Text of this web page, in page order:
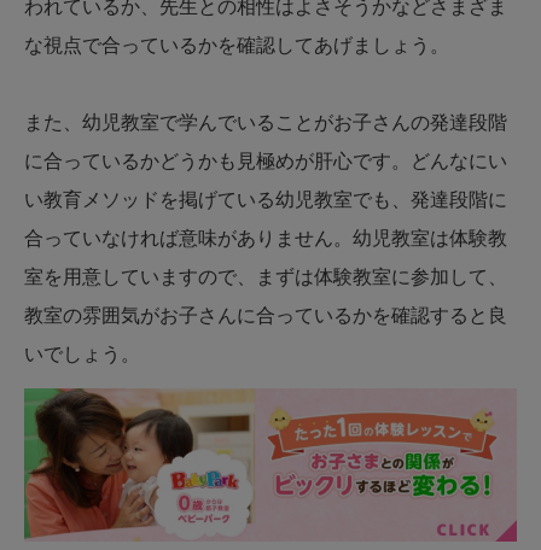
われているか、先生との相性はよさそうかなどさまざま
な視点で合っているかを確認してあげましょう。
また、幼児教室で学んでいることがお子さんの発達段階
に合っているかどうかも見極めが肝心です。どんなにい
い教育メソッドを掲げている幼児教室でも、発達段階に
合っていなければ意味がありません。幼児教室は体験教
室を用意していますので、まずは体験教室に参加して、
教室の雰囲気がお子さんに合っているかを確認すると良
いでしょう。